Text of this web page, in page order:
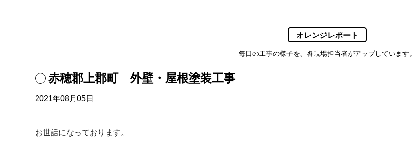
オレンジレポート
毎日の工事の様子を、各現場担当者がアップしています。
赤穂郡上郡町 外壁・屋根塗装工事
2021年08月05日
お世話になっております。